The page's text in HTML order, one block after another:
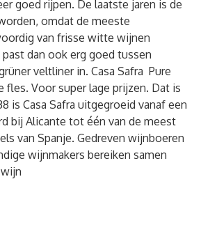
goed rijpen. De laatste jaren is de
omdat de meeste
van frisse witte wijnen
dan ook erg goed tussen
veltliner in. Casa Safra Pure
fles. Voor super lage prijzen. Dat is
is Casa Safra uitgegroeid vanaf een
bij Alicante tot één van de meest
van Spanje. Gedreven wijnboeren
wijnmakers bereiken samen